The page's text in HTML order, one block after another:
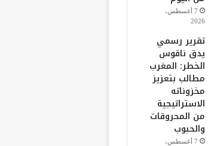
7 أغسطس،
2026
تقرير رسمي
يدق ناقوس
الخطر: المغرب
مطالب بتعزيز
مخزوناته
الاستراتيجية
من المحروقات
والحبوب
7 أغسطس،